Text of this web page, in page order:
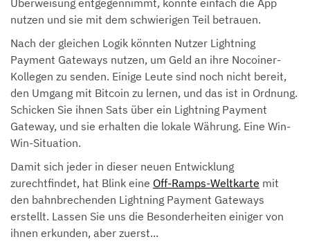
nutzen und sie mit dem schwierigen Teil betrauen.
Nach der gleichen Logik könnten Nutzer Lightning
Payment Gateways nutzen, um Geld an ihre Nocoiner-
Kollegen zu senden. Einige Leute sind noch nicht bereit,
den Umgang mit Bitcoin zu lernen, und das ist in Ordnung.
Schicken Sie ihnen Sats über ein Lightning Payment
Gateway, und sie erhalten die lokale Währung. Eine Win-
Win-Situation.
Damit sich jeder in dieser neuen Entwicklung
zurechtfindet, hat Blink eine Off-Ramps-Weltkarte mit
den bahnbrechenden Lightning Payment Gateways
erstellt. Lassen Sie uns die Besonderheiten einiger von
ihnen erkunden, aber zuerst...